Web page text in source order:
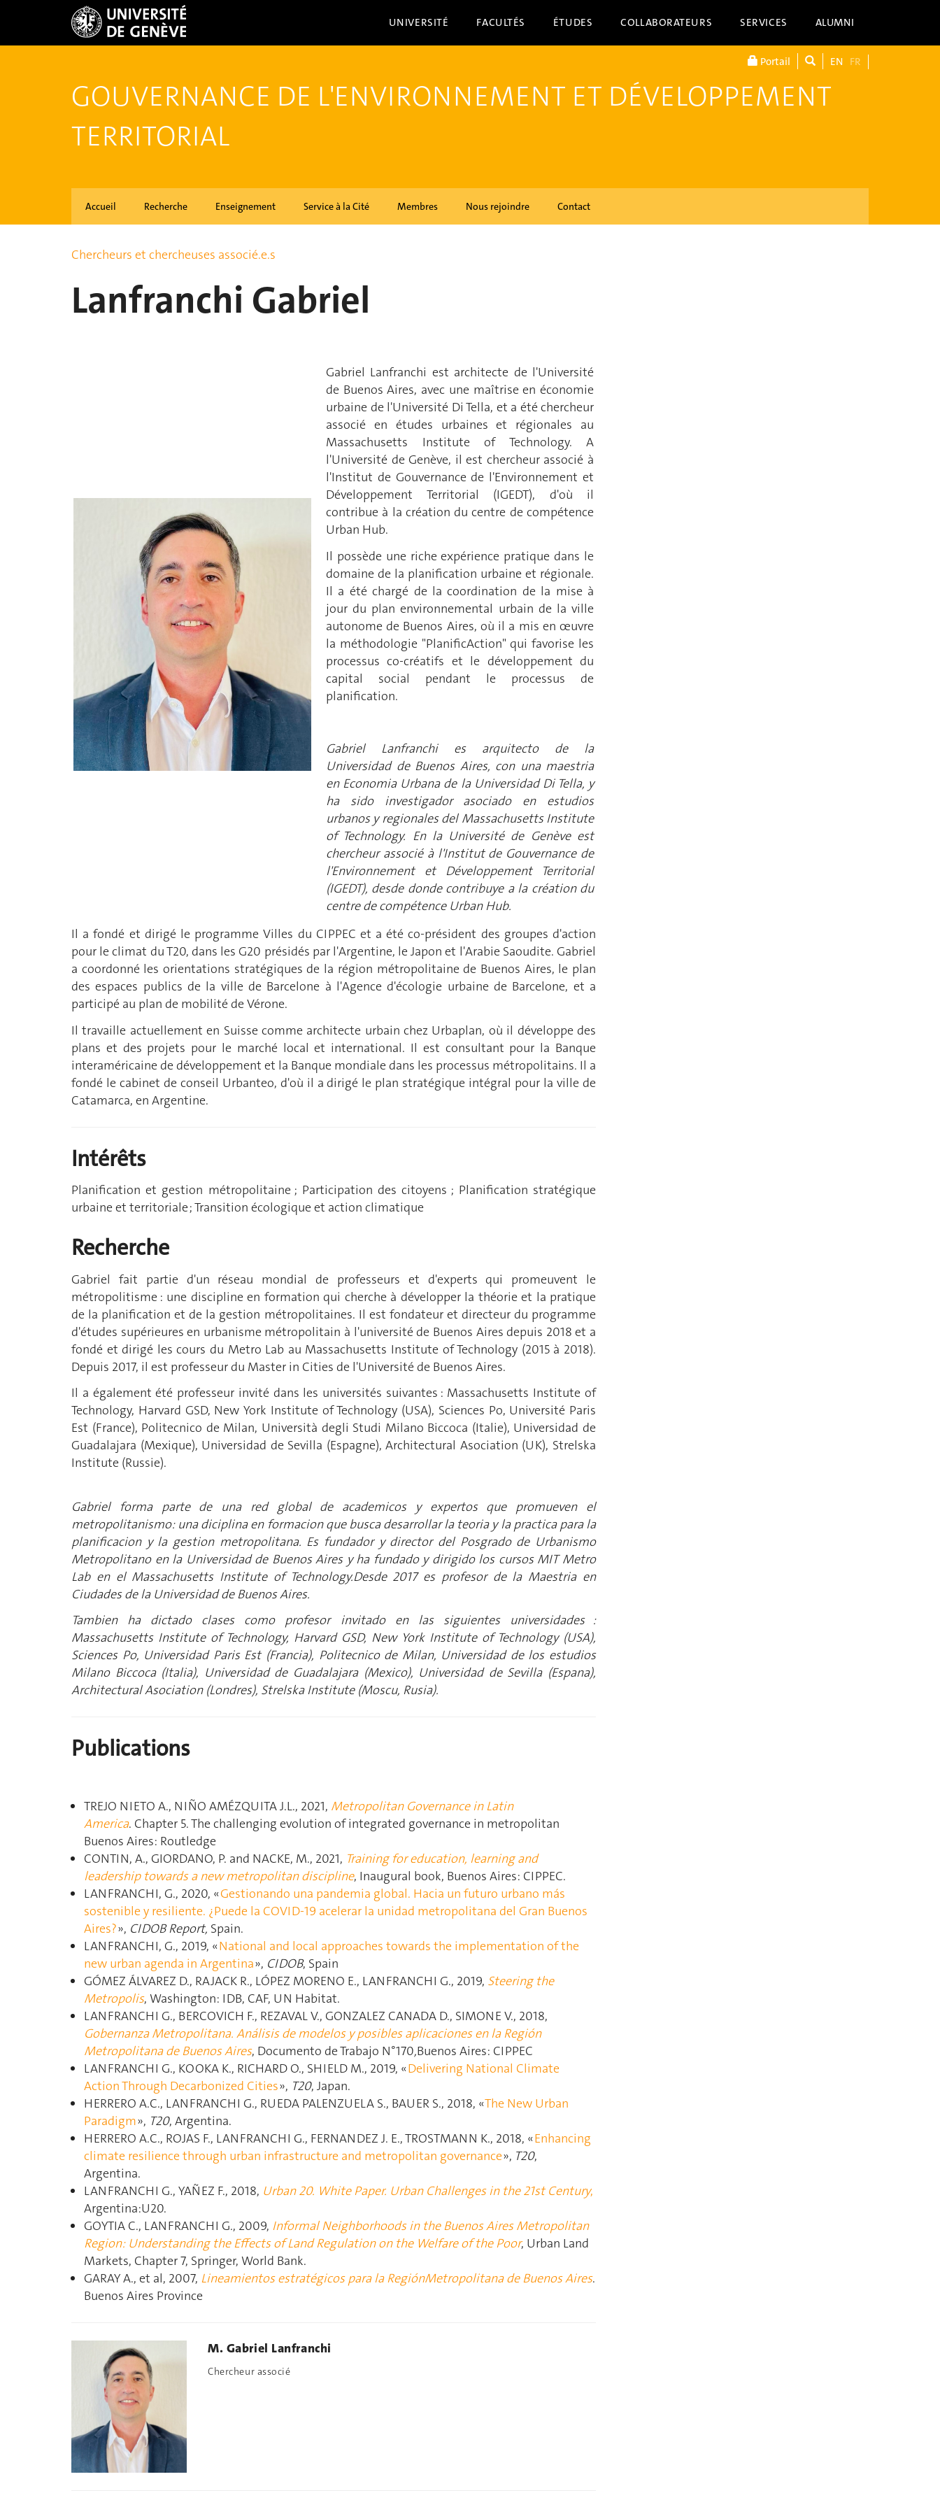
UNIVERSITÉ FACULTÉS ÉTUDES COLLABORATEURS SERVICES ALUMNI
Portail EN FR
GOUVERNANCE DE L'ENVIRONNEMENT ET DÉVELOPPEMENT
TERRITORIAL
Accueil Recherche Enseignement Service à la Cité Membres Nous rejoindre Contact
Chercheurs et chercheuses associé.e.s
Lanfranchi Gabriel
Gabriel Lanfranchi est architecte de l'Université
de Buenos Aires, avec une maîtrise en économie
urbaine de l'Université Di Tella, et a été chercheur
associé en études urbaines et régionales au
Massachusetts Institute of Technology. A
l'Université de Genève, il est chercheur associé à
l'Institut de Gouvernance de l'Environnement et
Développement Territorial (IGEDT), d'où il
contribue à la création du centre de compétence
Urban Hub.
Il possède une riche expérience pratique dans le
domaine de la planification urbaine et régionale.
Il a été chargé de la coordination de la mise à
jour du plan environnemental urbain de la ville
autonome de Buenos Aires, où il a mis en œuvre
la méthodologie "PlanificAction" qui favorise les
processus co-créatifs et le développement du
capital social pendant le processus de
planification.
Gabriel Lanfranchi es arquitecto de la
Universidad de Buenos Aires, con una maestria
en Economia Urbana de la Universidad Di Tella, y
ha sido investigador asociado en estudios
urbanos y regionales del Massachusetts Institute
of Technology. En la Université de Genève est
chercheur associé à l'Institut de Gouvernance de
l'Environnement et Développement Territorial
(IGEDT), desde donde contribuye a la création du
centre de compétence Urban Hub.
Il a fondé et dirigé le programme Villes du CIPPEC et a été co-président des groupes d'action
pour le climat du T20, dans les G20 présidés par l'Argentine, le Japon et l'Arabie Saoudite. Gabriel
a coordonné les orientations stratégiques de la région métropolitaine de Buenos Aires, le plan
des espaces publics de la ville de Barcelone à l'Agence d'écologie urbaine de Barcelone, et a
participé au plan de mobilité de Vérone.
Il travaille actuellement en Suisse comme architecte urbain chez Urbaplan, où il développe des
plans et des projets pour le marché local et international. Il est consultant pour la Banque
interaméricaine de développement et la Banque mondiale dans les processus métropolitains. Il a
fondé le cabinet de conseil Urbanteo, d'où il a dirigé le plan stratégique intégral pour la ville de
Catamarca, en Argentine.
Intérêts
Planification et gestion métropolitaine ; Participation des citoyens ; Planification stratégique
urbaine et territoriale ; Transition écologique et action climatique
Recherche
Gabriel fait partie d'un réseau mondial de professeurs et d'experts qui promeuvent le
métropolitisme : une discipline en formation qui cherche à développer la théorie et la pratique
de la planification et de la gestion métropolitaines. Il est fondateur et directeur du programme
d'études supérieures en urbanisme métropolitain à l'université de Buenos Aires depuis 2018 et a
fondé et dirigé les cours du Metro Lab au Massachusetts Institute of Technology (2015 à 2018).
Depuis 2017, il est professeur du Master in Cities de l'Université de Buenos Aires.
Il a également été professeur invité dans les universités suivantes : Massachusetts Institute of
Technology, Harvard GSD, New York Institute of Technology (USA), Sciences Po, Université Paris
Est (France), Politecnico de Milan, Università degli Studi Milano Biccoca (Italie), Universidad de
Guadalajara (Mexique), Universidad de Sevilla (Espagne), Architectural Asociation (UK), Strelska
Institute (Russie).
Gabriel forma parte de una red global de academicos y expertos que promueven el
metropolitanismo: una diciplina en formacion que busca desarrollar la teoria y la practica para la
planificacion y la gestion metropolitana. Es fundador y director del Posgrado de Urbanismo
Metropolitano en la Universidad de Buenos Aires y ha fundado y dirigido los cursos MIT Metro
Lab en el Massachusetts Institute of Technology.Desde 2017 es profesor de la Maestria en
Ciudades de la Universidad de Buenos Aires.
Tambien ha dictado clases como profesor invitado en las siguientes universidades :
Massachusetts Institute of Technology, Harvard GSD, New York Institute of Technology (USA),
Sciences Po, Universidad Paris Est (Francia), Politecnico de Milan, Universidad de los estudios
Milano Biccoca (Italia), Universidad de Guadalajara (Mexico), Universidad de Sevilla (Espana),
Architectural Asociation (Londres), Strelska Institute (Moscu, Rusia).
Publications
TREJO NIETO A., NIÑO AMÉZQUITA J.L., 2021, Metropolitan Governance in Latin
America. Chapter 5. The challenging evolution of integrated governance in metropolitan
Buenos Aires: Routledge
CONTIN, A., GIORDANO, P. and NACKE, M., 2021, Training for education, learning and
leadership towards a new metropolitan discipline, Inaugural book, Buenos Aires: CIPPEC.
LANFRANCHI, G., 2020, «Gestionando una pandemia global. Hacia un futuro urbano más
sostenible y resiliente. ¿Puede la COVID-19 acelerar la unidad metropolitana del Gran Buenos
Aires?», CIDOB Report, Spain.
LANFRANCHI, G., 2019, «National and local approaches towards the implementation of the
new urban agenda in Argentina», CIDOB, Spain
GÓMEZ ÁLVAREZ D., RAJACK R., LÓPEZ MORENO E., LANFRANCHI G., 2019, Steering the
Metropolis, Washington: IDB, CAF, UN Habitat.
LANFRANCHI G., BERCOVICH F., REZAVAL V., GONZALEZ CANADA D., SIMONE V., 2018,
Gobernanza Metropolitana. Análisis de modelos y posibles aplicaciones en la Región
Metropolitana de Buenos Aires, Documento de Trabajo N°170,Buenos Aires: CIPPEC
LANFRANCHI G., KOOKA K., RICHARD O., SHIELD M., 2019, «Delivering National Climate
Action Through Decarbonized Cities», T20, Japan.
HERRERO A.C., LANFRANCHI G., RUEDA PALENZUELA S., BAUER S., 2018, «The New Urban
Paradigm», T20, Argentina.
HERRERO A.C., ROJAS F., LANFRANCHI G., FERNANDEZ J. E., TROSTMANN K., 2018, «Enhancing
climate resilience through urban infrastructure and metropolitan governance», T20,
Argentina.
LANFRANCHI G., YAÑEZ F., 2018, Urban 20. White Paper. Urban Challenges in the 21st Century,
Argentina:U20.
GOYTIA C., LANFRANCHI G., 2009, Informal Neighborhoods in the Buenos Aires Metropolitan
Region: Understanding the Effects of Land Regulation on the Welfare of the Poor, Urban Land
Markets, Chapter 7, Springer, World Bank.
GARAY A., et al, 2007, Lineamientos estratégicos para la RegiónMetropolitana de Buenos Aires.
Buenos Aires Province
M. Gabriel Lanfranchi
Chercheur associé